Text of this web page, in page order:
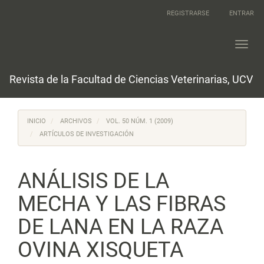
REGISTRARSE ENTRAR
Revista de la Facultad de Ciencias Veterinarias, UCV
INICIO ARCHIVOS
VOL. 50 NÚM. 1 (2009)
ARTÍCULOS DE INVESTIGACIÓN
ANÁLISIS DE LA
MECHA Y LAS FIBRAS
DE LANA EN LA RAZA
OVINA XISQUETA